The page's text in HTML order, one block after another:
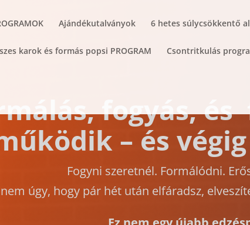
Ajándékutalványok 6 hetes súlycsökkentő
karok és formás popsi PROGRAM Csontritkulás
fogyás,
– és
Fogyni szeretnél. Formálódni.
úgy, hogy pár hét után elfáradsz,